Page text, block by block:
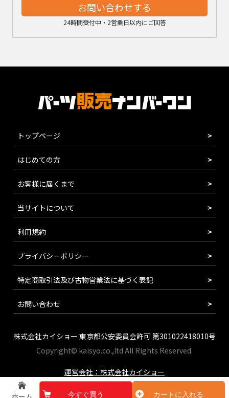
今すぐ買う カートに入れる
お問い合わせする
24時間受付中・2営業日以内にご回答
トップページ
はじめての方
お客様に届くまで
当サイトについて
利用規約
プライバシーポリシー
特定商取引法及び古物営業法に基づく表記
お問い合わせ
株式会社カイショー 東京都公安委員会許可 第301022418010号
Copyright© kaisyo.co.,ltd All Rights Reserved.
運営会社：株式会社カイショー